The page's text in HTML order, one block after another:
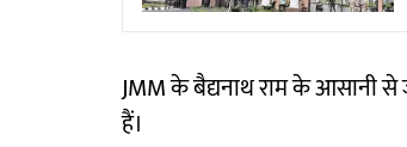
JMM के बैद्यनाथ राम के आसानी से
हैं।